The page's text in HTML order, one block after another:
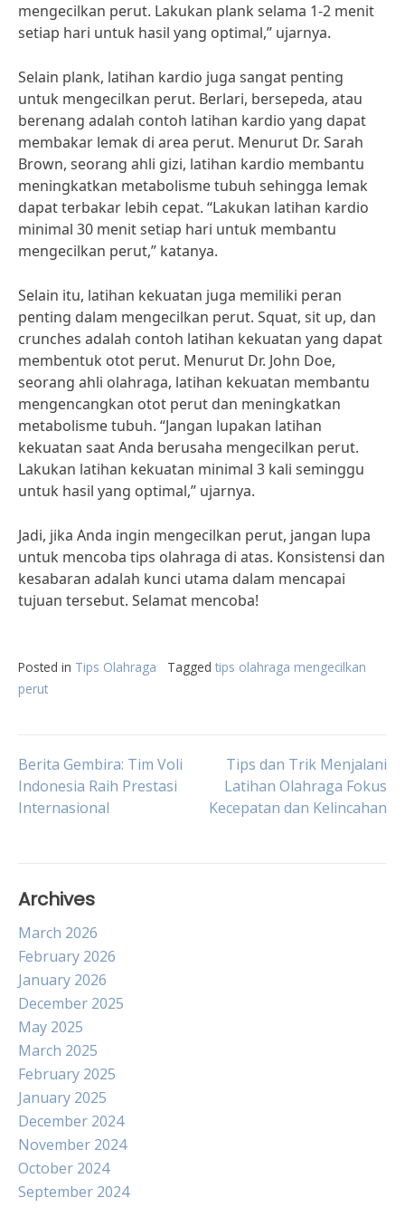
mengecilkan perut. Lakukan plank selama 1-2 menit
setiap hari untuk hasil yang optimal,” ujarnya.
Selain plank, latihan kardio juga sangat penting
untuk mengecilkan perut. Berlari, bersepeda, atau
berenang adalah contoh latihan kardio yang dapat
membakar lemak di area perut. Menurut Dr. Sarah
Brown, seorang ahli gizi, latihan kardio membantu
meningkatkan metabolisme tubuh sehingga lemak
dapat terbakar lebih cepat. “Lakukan latihan kardio
minimal 30 menit setiap hari untuk membantu
mengecilkan perut,” katanya.
Selain itu, latihan kekuatan juga memiliki peran
penting dalam mengecilkan perut. Squat, sit up, dan
crunches adalah contoh latihan kekuatan yang dapat
membentuk otot perut. Menurut Dr. John Doe,
seorang ahli olahraga, latihan kekuatan membantu
mengencangkan otot perut dan meningkatkan
metabolisme tubuh. “Jangan lupakan latihan
kekuatan saat Anda berusaha mengecilkan perut.
Lakukan latihan kekuatan minimal 3 kali seminggu
untuk hasil yang optimal,” ujarnya.
Jadi, jika Anda ingin mengecilkan perut, jangan lupa
untuk mencoba tips olahraga di atas. Konsistensi dan
kesabaran adalah kunci utama dalam mencapai
tujuan tersebut. Selamat mencoba!
Posted in Tips Olahraga Tagged tips olahraga mengecilkan
perut
Post
navigation
Berita Gembira: Tim Voli
Indonesia Raih Prestasi
Internasional
Tips dan Trik Menjalani
Latihan Olahraga Fokus
Kecepatan dan Kelincahan
Archives
March 2026
February 2026
January 2026
December 2025
May 2025
March 2025
February 2025
January 2025
December 2024
November 2024
October 2024
September 2024